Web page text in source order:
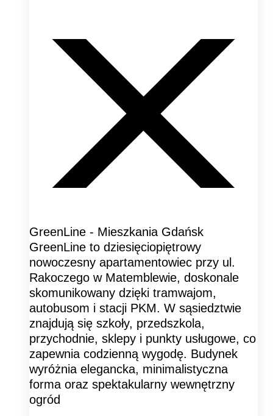
GreenLine - Mieszkania Gdańsk
GreenLine to dziesięciopiętrowy
nowoczesny apartamentowiec przy ul.
Rakoczego w Matemblewie, doskonale
skomunikowany dzięki tramwajom,
autobusom i stacji PKM. W sąsiedztwie
znajdują się szkoły, przedszkola,
przychodnie, sklepy i punkty usługowe, co
zapewnia codzienną wygodę. Budynek
wyróżnia elegancka, minimalistyczna
forma oraz spektakularny wewnętrzny
ogród